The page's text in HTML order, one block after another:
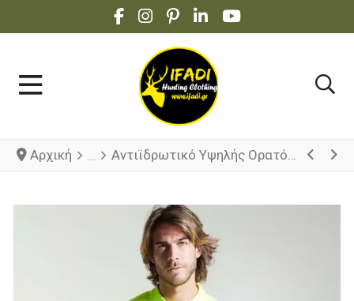
FACEBOOK SOCIAL LINK
INSTAGRAM SOCIAL LINK
PINTEREST SOCIAL LINK
LINKEDIN SOCIAL LINK
YOUTUBE SOCIAL
Αρχική Αντιϊδρωτικό Υψηλής Ορατότητας πόλο Polaris